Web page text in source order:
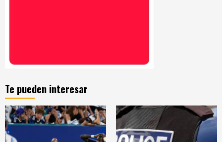
Te pueden interesar